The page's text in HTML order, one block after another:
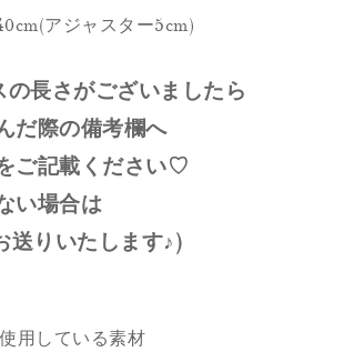
アジャスター5cm)
長さがございましたら
だ際の備考欄へ
ご記載ください♡
い場合は
送りいたします♪)
用している素材